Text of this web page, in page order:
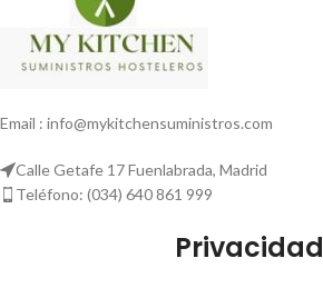
Email : info@mykitchensuministros.com
Calle Getafe 17 Fuenlabrada, Madrid
Teléfono: (034) 640 861 999
Privacidad